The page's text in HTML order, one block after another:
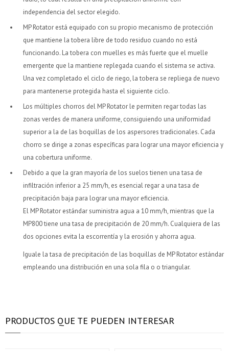
independencia del sector elegido.
MP Rotator está equipado con su propio mecanismo de protección
que mantiene la tobera libre de todo residuo cuando no está
funcionando. La tobera con muelles es más fuerte que el muelle
emergente que la mantiene replegada cuando el sistema se activa.
Una vez completado el ciclo de riego, la tobera se repliega de nuevo
para mantenerse protegida hasta el siguiente ciclo.
Los múltiples chorros del MP Rotator le permiten regar todas las
zonas verdes de manera uniforme, consiguiendo una uniformidad
superior a la de las boquillas de los aspersores tradicionales. Cada
chorro se dirige a zonas específicas para lograr una mayor eficiencia y
una cobertura uniforme.
Debido a que la gran mayoría de los suelos tienen una tasa de
infiltración inferior a 25 mm/h, es esencial regar a una tasa de
precipitación baja para lograr una mayor eficiencia.
El MP Rotator estándar suministra agua a 10 mm/h, mientras que la
MP800 tiene una tasa de precipitación de 20 mm/h. Cualquiera de las
dos opciones evita la escorrentía y la erosión y ahorra agua.
Iguale la tasa de precipitación de las boquillas de MP Rotator estándar
empleando una distribución en una sola fila o o triangular.
PRODUCTOS QUE TE PUEDEN INTERESAR